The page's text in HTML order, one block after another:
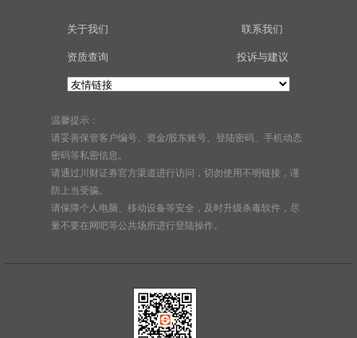
关于我们 联系我们
资质查询 投诉与建议
温馨提示：
请妥善保管客户编号、资金/股东账号、登陆密码、手机动态
密码等私密信息。
请通过川财证券官方渠道进行访问，切勿使用不明链接，谨
防上当受骗。
请保障个人电脑、移动设备等安全，及时升级杀毒软件，尽
量不要在网吧等公共场所进行登陆操作。